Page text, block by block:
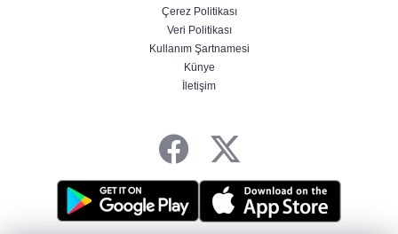
Bakan Gürlek: Kanunda şehitleri incitecek
düzenleme yok
Çerez Politikası
Veri Politikası
Kullanım Şartnamesi
Künye
İletişim